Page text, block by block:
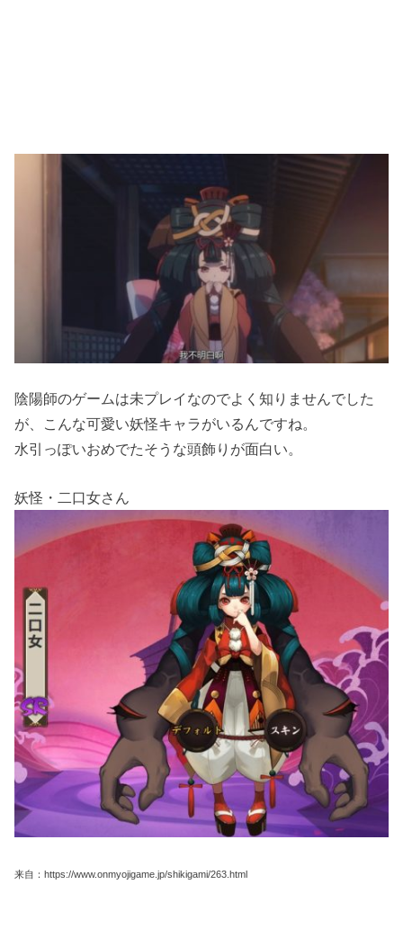
陰陽師のゲームは未プレイなのでよく知りませんでした
が、こんな可愛い妖怪キャラがいるんですね。
水引っぽいおめでたそうな頭飾りが面白い。
妖怪・二口女さん
来自：https://www.onmyojigame.jp/shikigami/263.html